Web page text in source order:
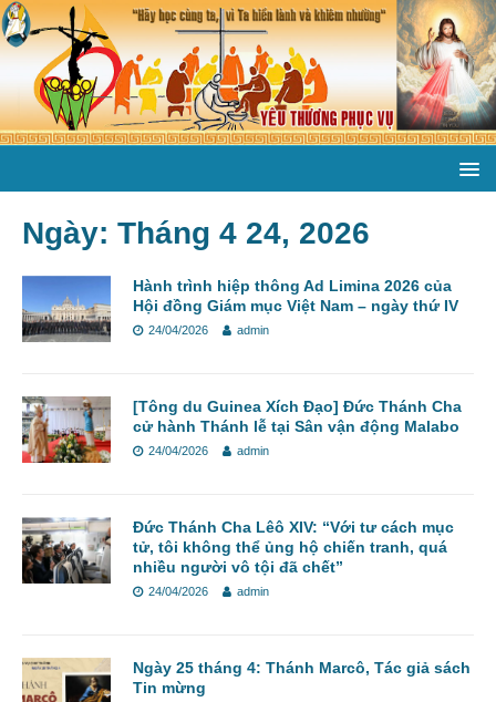
Ngày: Tháng 4 24, 2026
Hành trình hiệp thông Ad Limina 2026 của
Hội đồng Giám mục Việt Nam – ngày thứ IV
24/04/2026 admin
[Tông du Guinea Xích Đạo] Đức Thánh Cha
cử hành Thánh lễ tại Sân vận động Malabo
24/04/2026 admin
Đức Thánh Cha Lêô XIV: “Với tư cách mục
tử, tôi không thể ủng hộ chiến tranh, quá
nhiều người vô tội đã chết”
24/04/2026 admin
Ngày 25 tháng 4: Thánh Marcô, Tác giả sách
Tin mừng